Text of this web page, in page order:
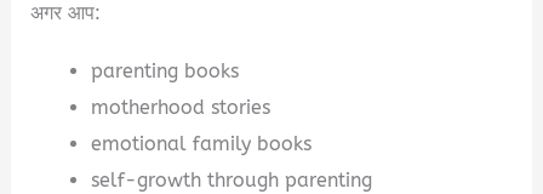
अगर आप:
parenting books
motherhood stories
emotional family books
self-growth through parenting